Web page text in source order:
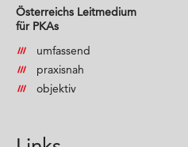
Österreichs Leitmedium
für PKAs
umfassend
praxisnah
objektiv